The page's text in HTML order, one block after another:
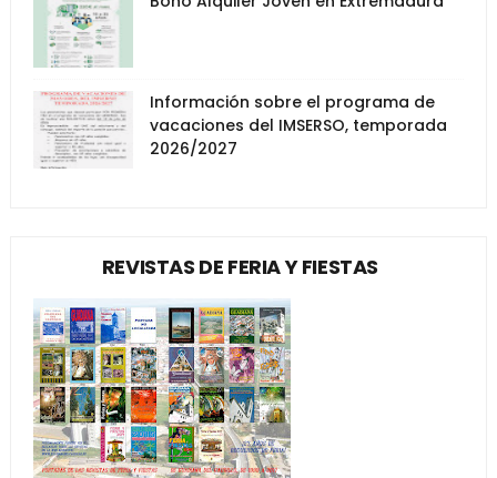
Información sobre el programa de
vacaciones del IMSERSO, temporada
2026/2027
REVISTAS DE FERIA Y FIESTAS